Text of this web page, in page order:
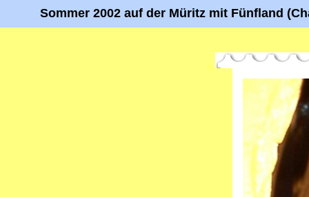
Sommer 2002 auf der Müritz mit Fünfland